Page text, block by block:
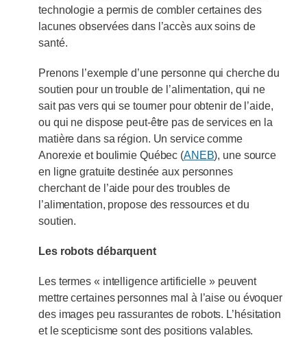
technologie a permis de combler certaines des
lacunes observées dans l’accès aux soins de
santé.
Prenons l’exemple d’une personne qui cherche du
soutien pour un trouble de l’alimentation, qui ne
sait pas vers qui se tourner pour obtenir de l’aide,
ou qui ne dispose peut-être pas de services en la
matière dans sa région. Un service comme
Anorexie et boulimie Québec (ANEB), une source
en ligne gratuite destinée aux personnes
cherchant de l’aide pour des troubles de
l’alimentation, propose des ressources et du
soutien.
Les robots débarquent
Les termes « intelligence artificielle » peuvent
mettre certaines personnes mal à l’aise ou évoquer
des images peu rassurantes de robots. L’hésitation
et le scepticisme sont des positions valables.